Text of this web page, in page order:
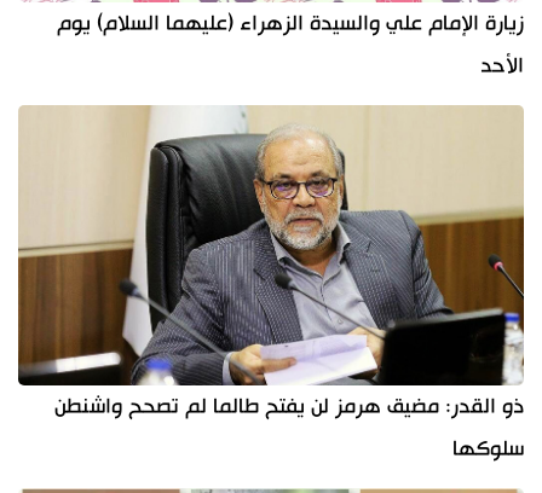
زيارة الإمام علي والسيدة الزهراء (عليهما السلام) يوم
الأحد
ذو القدر: مضيق هرمز لن يفتح طالما لم تصحح واشنطن
سلوكها